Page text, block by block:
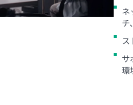
ネ
チ
ス
サ
環